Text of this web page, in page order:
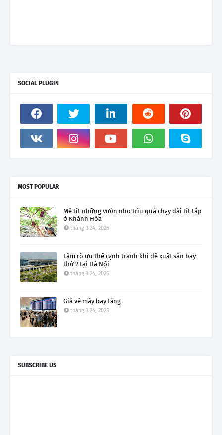
SOCIAL PLUGIN
MOST POPULAR
Mê tít những vườn nho trĩu quả chạy dài tít tắp
ở Khánh Hòa
tháng 3 24, 2026
Làm rõ ưu thế cạnh tranh khi đề xuất sân bay
thứ 2 tại Hà Nội
tháng 3 24, 2026
Giá vé máy bay tăng
tháng 3 24, 2026
SUBSCRIBE US